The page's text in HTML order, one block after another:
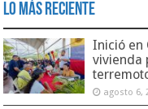
Lo Más Reciente
Inició en
vivienda
agosto 6,